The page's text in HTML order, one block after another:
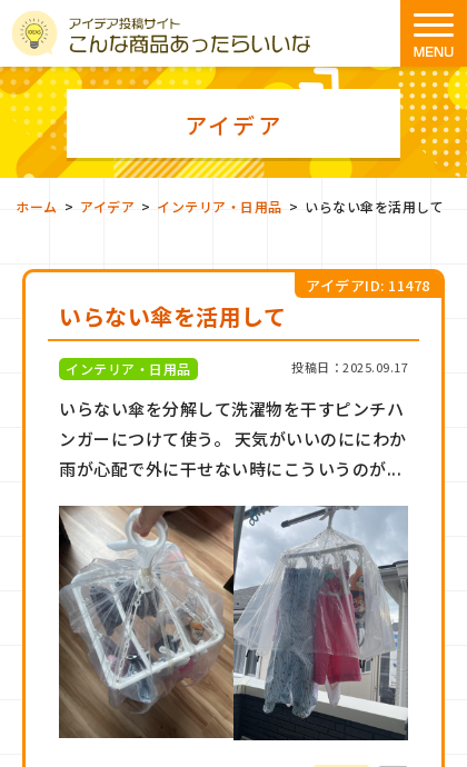
アイデア
ホーム > アイデア > インテリア・日用品 > いらない傘を活用して
いらない傘を活用して
アイデアID: 11478
インテリア・日用品 投稿日：2025.09.17
いらない傘を分解して洗濯物を干すピンチハ
ンガーにつけて使う。 天気がいいのににわか
雨が心配で外に干せない時にこういうのが...